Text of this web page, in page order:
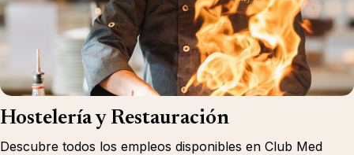
Hostelería y Restauración
Descubre todos los empleos disponibles en Club Med